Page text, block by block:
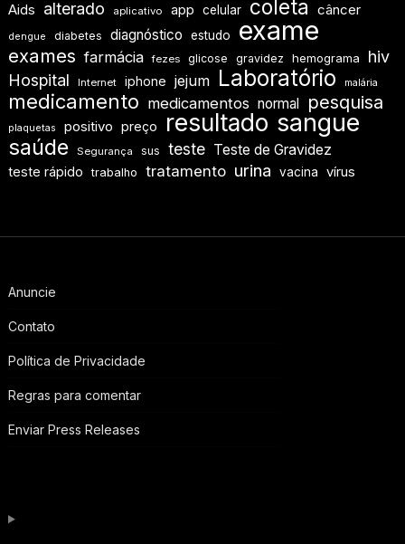
Aids alterado aplicativo app celular coleta câncer
dengue diabetes diagnóstico estudo exame
exames farmácia fezes glicose gravidez hemograma
hiv
Hospital
Internet iphone jejum Laboratório malária
medicamento medicamentos normal pesquisa
plaquetas positivo preço resultado sangue
saúde Segurança sus teste Teste de Gravidez
teste rápido trabalho tratamento urina vacina vírus
Anuncie
Contato
Política de Privacidade
Regras para comentar
Enviar Press Releases